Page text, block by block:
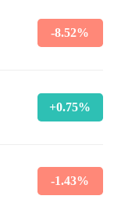
-8.52%
+0.75%
-1.43%